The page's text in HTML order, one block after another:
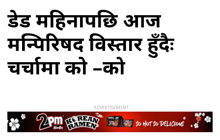
डेड महिनापछि आज
मन्त्रिपरिषद विस्तार हुँदैः
चर्चामा को –को